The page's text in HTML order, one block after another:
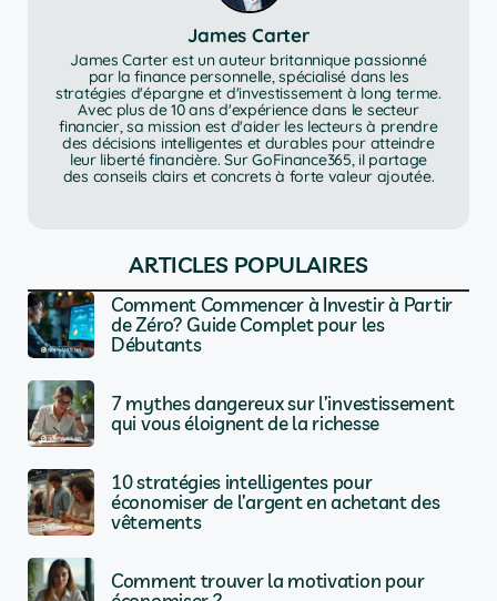
James Carter
James Carter est un auteur britannique passionné
par la finance personnelle, spécialisé dans les
stratégies d'épargne et d'investissement à long terme.
Avec plus de 10 ans d'expérience dans le secteur
financier, sa mission est d'aider les lecteurs à prendre
des décisions intelligentes et durables pour atteindre
leur liberté financière. Sur GoFinance365, il partage
des conseils clairs et concrets à forte valeur ajoutée.
ARTICLES POPULAIRES
Comment Commencer à Investir à Partir
de Zéro? Guide Complet pour les
Débutants
7 mythes dangereux sur l’investissement
qui vous éloignent de la richesse
10 stratégies intelligentes pour
économiser de l’argent en achetant des
vêtements
Comment trouver la motivation pour